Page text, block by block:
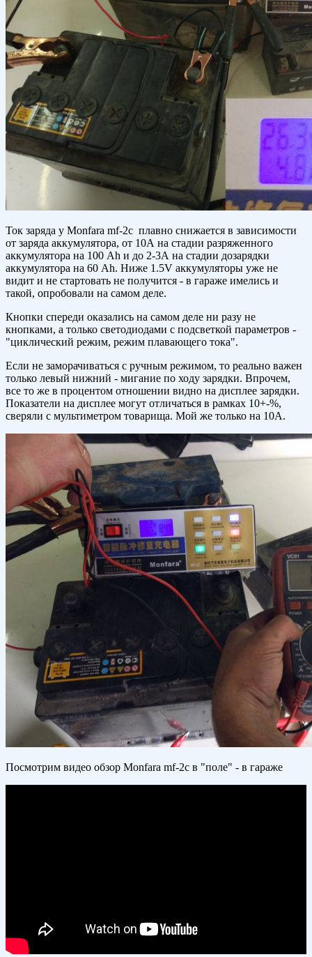
Ток заряда у Monfara mf-2c плавно снижается в зависимости
от заряда аккумулятора, от 10А на стадии разряженного
аккумулятора на 100 Ah и до 2-3А на стадии дозарядки
аккумулятора на 60 Ah. Ниже 1.5V аккумуляторы уже не
видит и не стартовать не получится - в гараже имелись и
такой, опробовали на самом деле.
Кнопки спереди оказались на самом деле ни разу не
кнопками, а только светодиодами с подсветкой параметров -
"циклический режим, режим плавающего тока".
Если не заморачиваться с ручным режимом, то реально важен
только левый нижний - мигание по ходу зарядки. Впрочем,
все то же в процентом отношении видно на дисплее зарядки.
Показатели на дисплее могут отличаться в рамках 10+-%,
сверяли с мультиметром товарища. Мой же только на 10А.
Посмотрим видео обзор Monfara mf-2c в "поле" - в гараже